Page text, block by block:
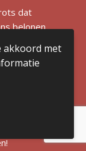
dat
belonen
bevestiging
service en
akkoord met